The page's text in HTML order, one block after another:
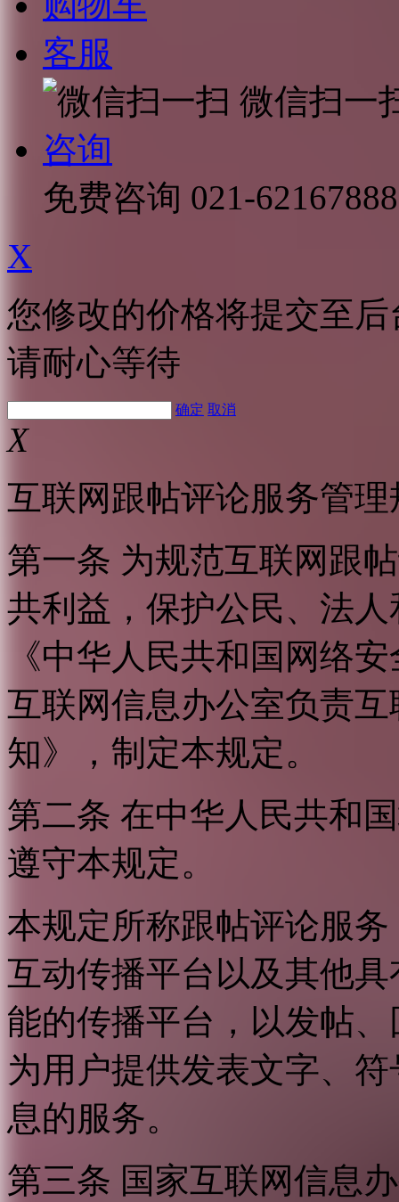
客服
微信扫一
咨询
免费咨询 021-62167888
X
您修改的价格将提交至
请耐心等待
确定 取消
X
互联网跟帖评论服务管理
第一条 为规范互联网跟
共利益，保护公民、法
《中华人民共和国网络
互联网信息办公室负责
知》，制定本规定。
第二条 在中华人民共和
遵守本规定。
本规定所称跟帖评论服
互动传播平台以及其他
能的传播平台，以发帖
为用户提供发表文字、
息的服务。
第三条 国家互联网信息